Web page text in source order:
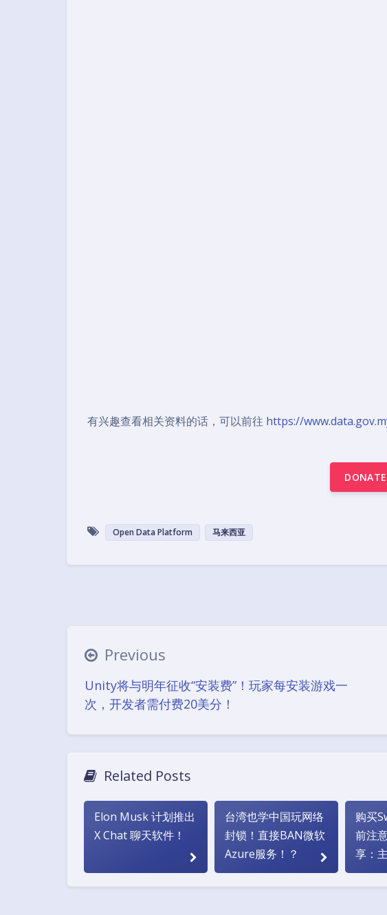
有兴趣查看相关资料的话，可以前往 https://
DONATE
Open Data Platform 马来西亚
Previous
Unity将与明年征收“安装费”！玩家每安装游戏一
次，开发者需付费20美分！
Related Posts
Elon Musk 计划推出
X Chat 聊天软件！
台湾也学中国玩网络
封锁！直接BAN微软
Azure服务！？
购买
前注
享：
烫手